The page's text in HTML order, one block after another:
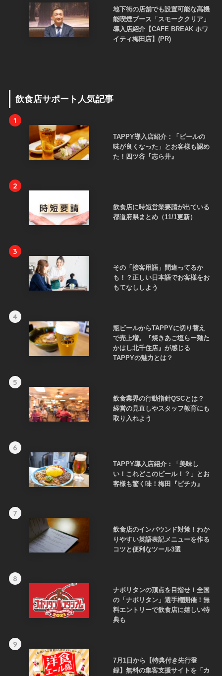
地下街の店舗でも設置可能な高機
能喫煙ブース「スモーククリア」
導入店紹介【CAFE BREAK ホワ
イティ梅田店】(PR)
飲食店サポート人気記事
1
TAPPY導入店紹介：「ビールの
味が良くなった」とお客様も認め
た！四ツ谷『志ら井』
2
飲食店に時短営業要請が出ている
都道府県まとめ（11/1更新）
3
その「接客用語」間違ってるか
も！？正しい日本語でお客様をお
もてなししよう
4
瓶ビールからTAPPYに切り替え
で売上増。『焼きあご塩らー麺た
かはし北千住店』が感じる
TAPPYの魅力とは？
5
飲食業界の行動指針QSCとは？
経営の見直しやスタッフ教育にも
取り入れよう
6
TAPPY導入店紹介：「美味し
い！これどこのビール！？」とお
客様も驚く味！梅田『ピチカ』
7
飲食店のインバウンド対策！わか
りやすい英語表記メニューを作る
コツと便利なツール3選
8
ナポリタンの頂点を目指せ！全国
の「ナポリタン」選手権開催！無
料エントリーで飲食店に嬉しい特
典も
9
7月1日から【特典付き先行登
録】無料の集客支援サイトを「カ